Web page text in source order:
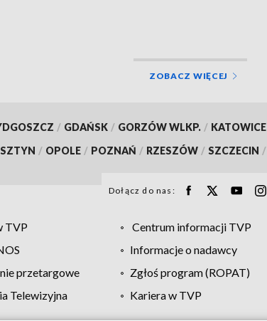
ZOBACZ WIĘCEJ
/ GDAŃSK / GORZÓW WLKP. / KATOWICE
/ OPOLE / POZNAŃ / RZESZÓW / SZCZECIN /
Dołącz do nas:
TVP Centrum informacji TVP
Informacje o nadawcy
przetargowe Zgłoś program (ROPAT)
Telewizyjna Kariera w TVP